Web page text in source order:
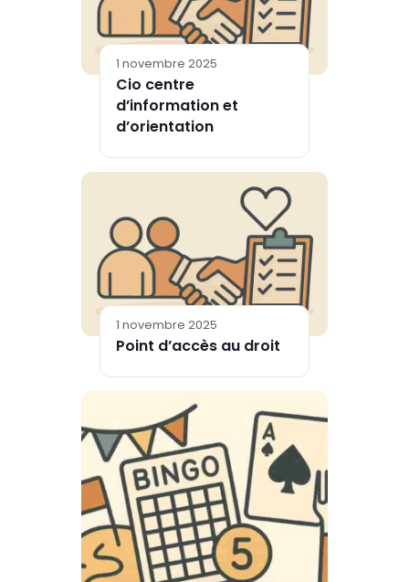
1 novembre 2025
Cio centre
d’information et
d’orientation
1 novembre 2025
Point d’accès au droit